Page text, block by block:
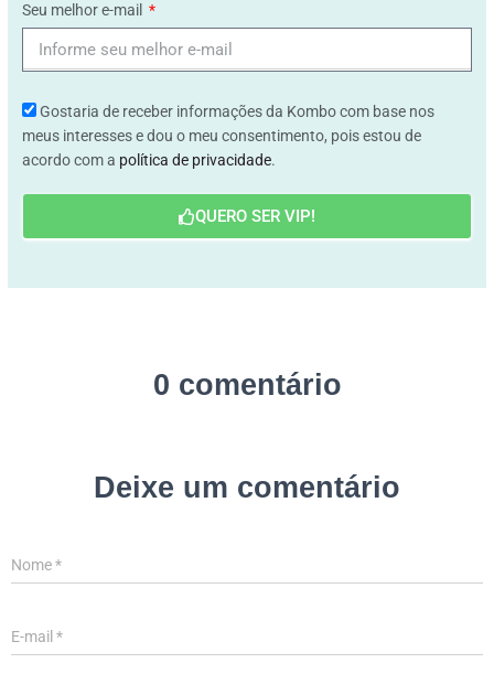
Seu melhor e-mail
Gostaria de receber informações da Kombo com base nos
meus interesses e dou o meu consentimento, pois estou de
acordo com a política de privacidade.
QUERO SER VIP!
0 comentário
Deixe um comentário
Nome*
E-mail *